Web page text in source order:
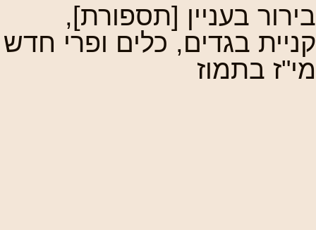
בירור בעניין [תספורת],
קניית בגדים, כלים ופרי חדש
מי"ז בתמוז